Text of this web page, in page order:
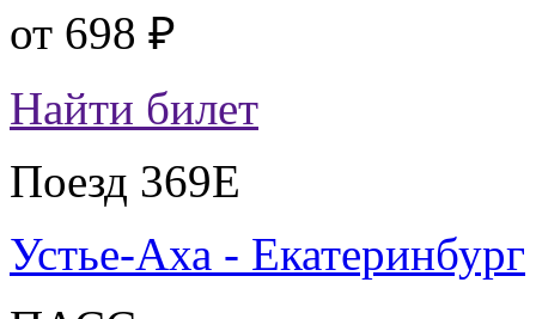
от 698 ₽
Найти билет
Поезд 369Е
Устье-Аха - Екатеринбург